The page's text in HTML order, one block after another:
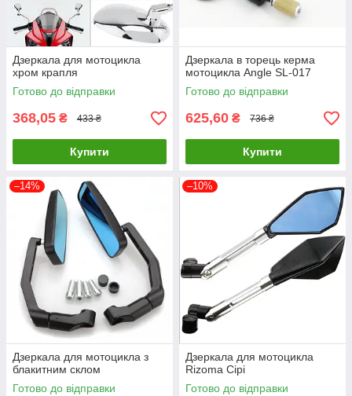
Дзеркала для мотоцикла
хром крапля
Готово до відправки
368,05 ₴ 433 ₴
Купити
Дзеркала в торець керма
мотоцикла Angle SL-017
Готово до відправки
625,60 ₴ 736 ₴
Купити
–14%
Дзеркала для мотоцикла з
блакитним склом
Готово до відправки
–10%
Дзеркала для мотоцикла
Rizoma Сірі
Готово до відправки